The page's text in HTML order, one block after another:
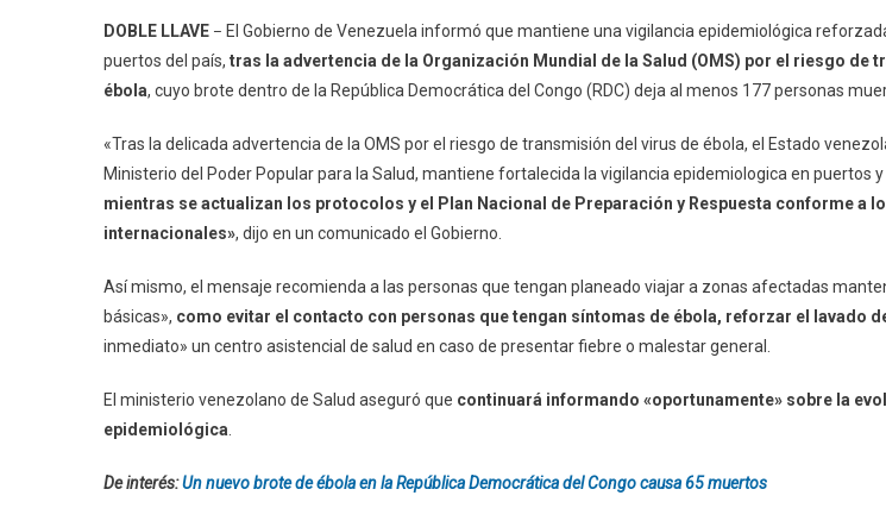
DOBLE LLAVE – El Gobierno de Venezuela informó que mantiene una vigilancia epidemiológica
puertos del país, tras la advertencia de la Organización Mundial de la Salud (OMS) por el riesgo de
ébola, cuyo brote dentro de la República Democrática del Congo (RDC) deja al menos 177 personas
«Tras la delicada advertencia de la OMS por el riesgo de transmisión del virus de ébola, el Estado
Ministerio del Poder Popular para la Salud, mantiene fortalecida la vigilancia epidemiologica en puertos
mientras se actualizan los protocolos y el Plan Nacional de Preparación y Respuesta conforme a
internacionales», dijo en un comunicado el Gobierno.
Así mismo, el mensaje recomienda a las personas que tengan planeado viajar a zonas afectadas
básicas», como evitar el contacto con personas que tengan síntomas de ébola, reforzar el lavado
inmediato» un centro asistencial de salud en caso de presentar fiebre o malestar general.
El ministerio venezolano de Salud aseguró que continuará informando «oportunamente» sobre la
epidemiológica
De interés:Un nuevo brote de ébola en la República Democrática del Congo causa 65 muertos